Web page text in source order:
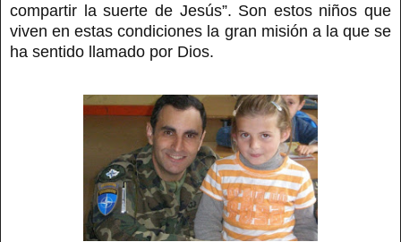
compartir la suerte de Jesús”. Son estos niños que
viven en estas condiciones la gran misión a la que se
ha sentido llamado por Dios.